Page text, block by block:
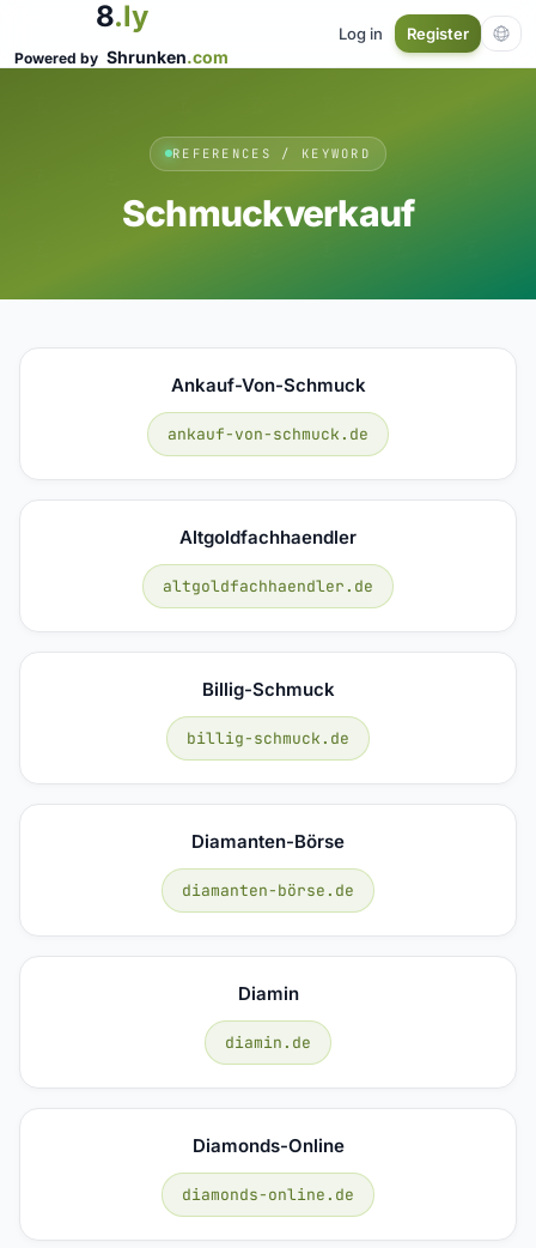
8.ly
Powered by Shrunken.com
Log in Register
REFERENCES / KEYWORD
Schmuckverkauf
Ankauf-Von-Schmuck
ankauf-von-schmuck.de
Altgoldfachhaendler
altgoldfachhaendler.de
Billig-Schmuck
billig-schmuck.de
Diamanten-Börse
diamanten-börse.de
Diamin
diamin.de
Diamonds-Online
diamonds-online.de